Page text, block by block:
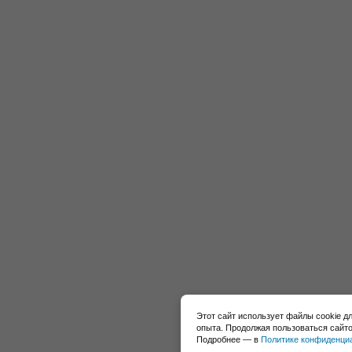
Этот сайт использует файлы cookie
опыта. Продолжая пользоваться
Подробнее — в Политике